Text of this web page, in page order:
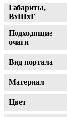
Габариты,
ВхШхГ
Подходящие
очаги
Вид портала
Материал
Цвет